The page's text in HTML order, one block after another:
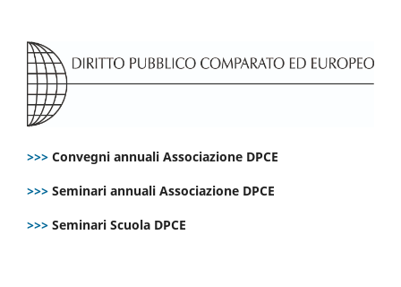
>>> Convegni annuali Associazione DPCE
>>> Seminari annuali Associazione DPCE
>>> Seminari Scuola DPCE